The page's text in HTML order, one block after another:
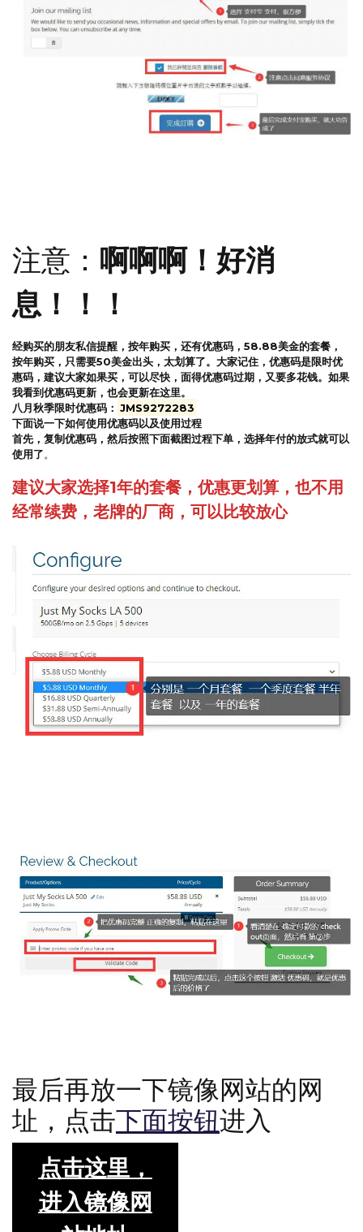
注意： 啊啊啊！好消
息！！！
经购买的朋友私信提醒，按年购买，还有优惠码，58.88美金的套餐，
按年购买，只需要50美金出头，太划算了。大家记住，优惠码是限时优
惠码，建议大家如果买，可以尽快，面得优惠码过期，又要多花钱。如果
我看到优惠码更新，也会更新在这里。
八月秋季限时优惠码： JMS9272283
下面说一下如何使用优惠码以及使用过程
首先，复制优惠码，然后按照下面截图过程下单，选择年付的放式就可以
使用了。
建议大家选择1年的套餐，优惠更划算，也不用
经常续费，老牌的厂商，可以比较放心
最后再放一下镜像网站的网
址，点击下面按钮进入
点击这里，
进入镜像网